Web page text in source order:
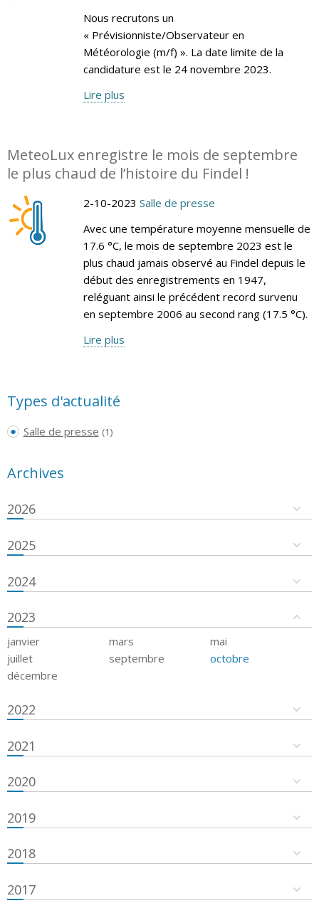
Nous recrutons un
« Prévisionniste/Observateur en
Météorologie (m/f) ». La date limite de la
candidature est le 24 novembre 2023.
Lire plus
MeteoLux enregistre le mois de septembre
le plus chaud de l’histoire du Findel !
2-10-2023 Salle de presse
Avec une température moyenne mensuelle de
17.6 °C, le mois de septembre 2023 est le
plus chaud jamais observé au Findel depuis le
début des enregistrements en 1947,
reléguant ainsi le précédent record survenu
en septembre 2006 au second rang (17.5 °C).
Lire plus
Types d'actualité
Salle de presse (1)
Archives
2026
2025
2024
2023
janvier mars
mai
juillet
septembre
octobre
décembre
2022
2021
2020
2019
2018
2017